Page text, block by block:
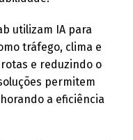
utilizam IA para
tráfego, clima e
e reduzindo o
permitem
a eficiência